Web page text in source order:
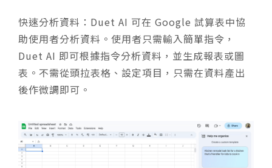
快速分析資料：Duet AI 可在 Google 試算表中協
助使用者分析資料。使用者只需輸入簡單指令，
Duet AI 即可根據指令分析資料，並生成報表或圖
表。不需從頭拉表格、設定項目，只需在資料產出
後作微調即可。